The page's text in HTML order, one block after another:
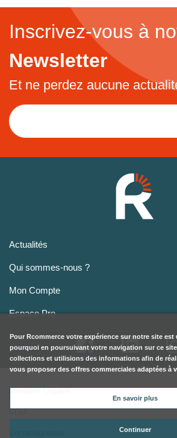
Inscrivez-vous à
Newsletter
Et ne perdez aucune
Actualités
Qui sommes-nous ?
Mon Compte
Espace Pro
Mentions Légales
CGU
Pour Rcommerce votre expérience sur notre site est
pourquoi en poursuivant votre navigation sur ce
collections et utilisions des informations afin de
vous proposer des offres commerciales adaptées à
En savoir plus
Continuer